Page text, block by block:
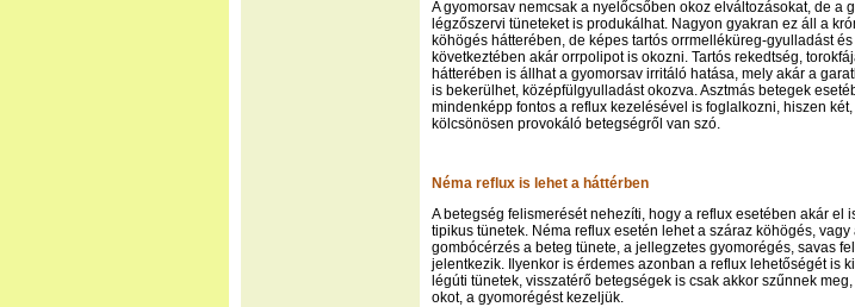
A gyomorsav nemcsak a nyelőcsőben okoz elváltozásokat, de a
légzőszervi tüneteket is produkálhat. Nagyon gyakran ez áll a
köhögés hátterében, de képes tartós orrmelléküreg-gyulladást
következtében akár orrpolipot is okozni. Tartós rekedtség,
hátterében is állhat a gyomorsav irritáló hatása, mely akár a
is bekerülhet, középfülgyulladást okozva. Asztmás betegek
mindenképp fontos a reflux kezelésével is foglalkozni, hiszen
kölcsönösen provokáló betegségről van szó.
Néma reflux is lehet a háttérben
A betegség felismerését nehezíti, hogy a reflux esetében akár el
tipikus tünetek. Néma reflux esetén lehet a száraz köhögés, vagy
gombócérzés a beteg tünete, a jellegzetes gyomorégés, savas
jelentkezik. Ilyenkor is érdemes azonban a reflux lehetőségét is
légúti tünetek, visszatérő betegségek is csak akkor szűnnek
okot, a gyomorégést kezeljük.